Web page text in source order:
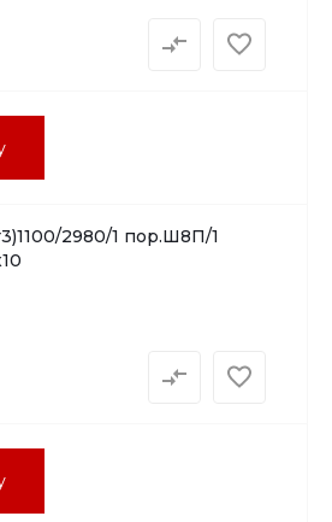
2980/1 пор.Ш8П/1